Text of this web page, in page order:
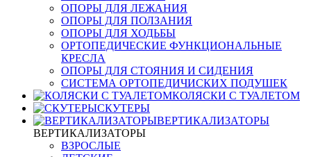
ОПОРЫ ДЛЯ ЛЕЖАНИЯ
ОПОРЫ ДЛЯ ПОЛЗАНИЯ
ОПОРЫ ДЛЯ ХОДЬБЫ
ОРТОПЕДИЧЕСКИЕ ФУНКЦИОНАЛЬНЫЕ
КРЕСЛА
ОПОРЫ ДЛЯ СТОЯНИЯ И СИДЕНИЯ
СИСТЕМА ОРТОПЕДИЧИСКИХ ПОДУШЕК
КОЛЯСКИ С ТУАЛЕТОМ
СКУТЕРЫ
ВЕРТИКАЛИЗАТОРЫ
ВЕРТИКАЛИЗАТОРЫ
ВЗРОСЛЫЕ